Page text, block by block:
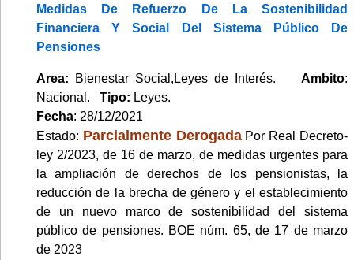
Medidas De Refuerzo De La Sostenibilidad
Financiera Y Social Del Sistema Público De
Pensiones
Area: Bienestar Social,Leyes de Interés. Ambito:
Nacional. Tipo: Leyes.
Fecha: 28/12/2021
Estado: Parcialmente DerogadaPor Real Decreto-
ley 2/2023, de 16 de marzo, de medidas urgentes para
la ampliación de derechos de los pensionistas, la
reducción de la brecha de género y el establecimiento
de un nuevo marco de sostenibilidad del sistema
público de pensiones. BOE núm. 65, de 17 de marzo
de 2023